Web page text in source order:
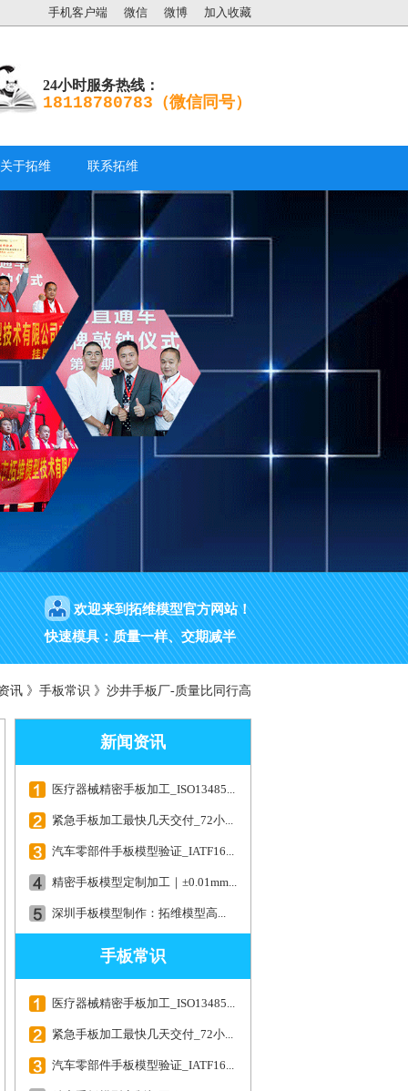
手机客户端 微信 微博 加入收藏
24小时服务热线：
18118780783（微信同号）
关于拓维 联系拓维
欢迎来到拓维模型官方网站！
快速模具：质量一样、交期减半
讯 》 手板常识 》 沙井手板厂-质量比同行高
新闻资讯
医疗器械精密手板加工_ISO13485...
紧急手板加工最快几天交付_72小...
汽车零部件手板模型验证_IATF16...
精密手板模型定制加工｜±0.01mm...
深圳手板模型制作：拓维模型高...
手板常识
医疗器械精密手板加工_ISO13485...
紧急手板加工最快几天交付_72小...
汽车零部件手板模型验证_IATF16...